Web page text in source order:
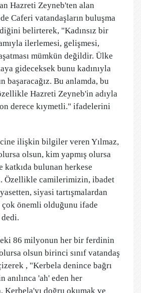
Hazreti Zeyneb'ten alan
Caferi vatandaşların buluşma
belirterek, "Kadınsız bir
ilerlemesi, gelişmesi,
mümkün değildir. Ülke
gideceksek bunu kadınıyla
başaracağız. Bu anlamda, bu
Hazreti Zeyneb'in adıyla
derece kıymetli." ifadelerini
ilişkin bilgiler veren Yılmaz,
olsun, kim yapmış olursa
katkıda bulunan herkese
Özellikle camilerimizin, ibadet
siyasi tartışmalardan
çok önemli olduğunu ifade
86 milyonun her bir ferdinin
olsun birinci sınıf vatandaş
, "Kerbela denince bağrı
anılınca 'ah' eden her
Kerbela'yı doğru okumak ve